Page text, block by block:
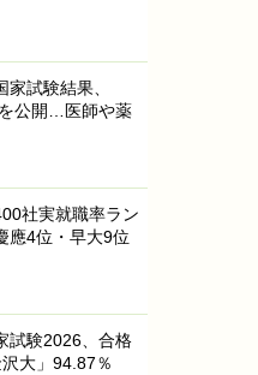
家試験結果、
公開…医師や薬
社実就職率ラン
應4位・早大9位
試験2026、合格
大」94.87％